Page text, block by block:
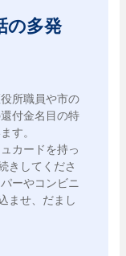
の多発
所職員や市の
付金名目の特
す。
カードを持っ
きしてくださ
ーやコンビニ
ませ、だまし